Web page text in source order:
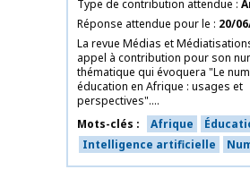
Type de contribution attendue
Réponse attendue pour le
20/
La revue Médias et
appel à contribution pour son
thématique qui évoquera "Le
éducation en Afrique : usages et
perspectives"....
Mots-clés
Afrique
Intelligence artificielle